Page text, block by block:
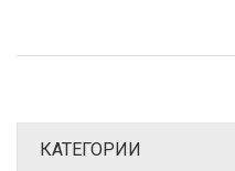
КАТЕГОРИИ